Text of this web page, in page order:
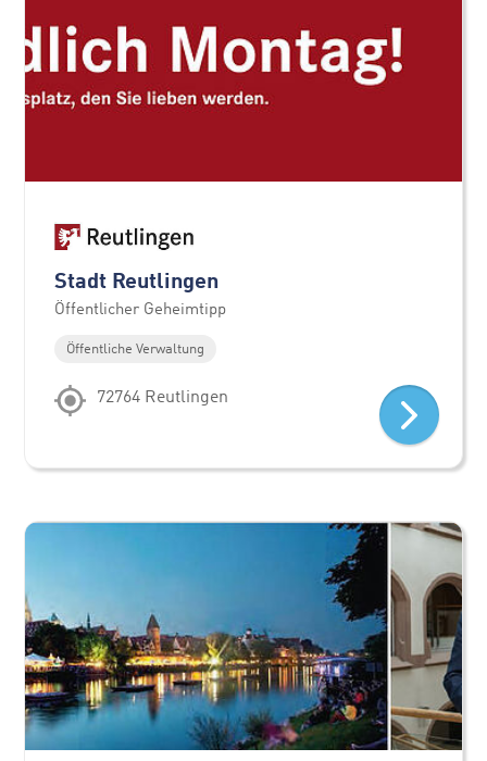
Stadt Reutlingen
Öffentlicher Geheimtipp
Öffentliche Verwaltung
72764 Reutlingen